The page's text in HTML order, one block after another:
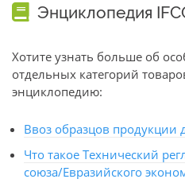
Энциклопедия
Хотите узнать больше об
отдельных категорий
энциклопедию:
Ввоз образцов продукции
Что такое Технический
союза/Евразийского